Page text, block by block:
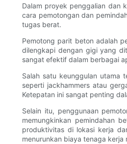
Dalam proyek penggalian dan
cara pemotongan dan
tugas berat.
Pemotong parit beton adalah
dilengkapi dengan gigi yang
sangat efektif dalam berbagai
Salah satu keunggulan utama
seperti jackhammers atau
Ketepatan ini sangat penting
Selain itu, penggunaan
memungkinkan pemindahan
produktivitas di lokasi kerja
menurunkan biaya tenaga